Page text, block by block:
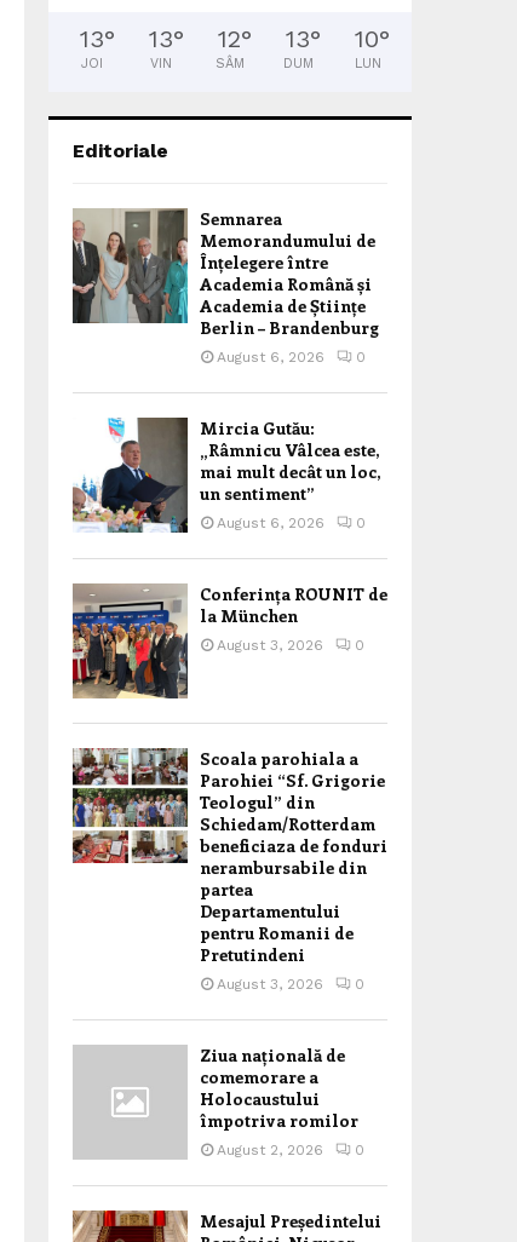
13°
JOI
13°
VIN
12°
SÂM
13°
DUM
10°
LUN
Editoriale
Semnarea
Memorandumului de
Înțelegere între
Academia Română și
Academia de Științe
Berlin – Brandenburg
August 6, 2026 0
Mircia Gutău:
„Râmnicu Vâlcea este,
mai mult decât un loc,
un sentiment”
August 6, 2026 0
Conferința ROUNIT de
la München
August 3, 2026 0
Scoala parohiala a
Parohiei “Sf. Grigorie
Teologul” din
Schiedam/Rotterdam
beneficiaza de fonduri
nerambursabile din
partea
Departamentului
pentru Romanii de
Pretutindeni
August 3, 2026 0
Ziua națională de
comemorare a
Holocaustului
împotriva romilor
August 2, 2026 0
Mesajul Președintelui